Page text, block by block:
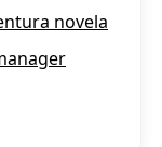
novela